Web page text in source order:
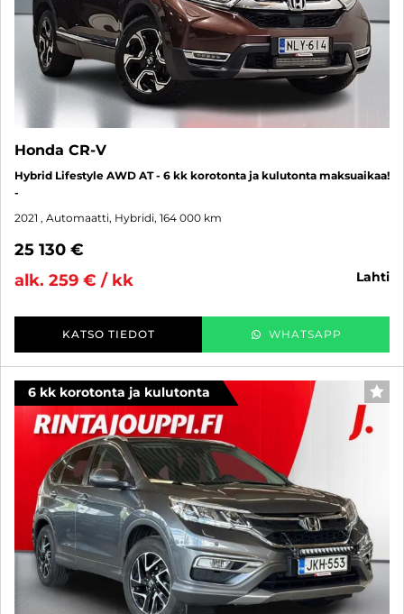
Honda CR-V
Hybrid Lifestyle AWD AT - 6 kk korotonta ja kulutonta maksuaikaa!
-
2021 , Automaatti, Hybridi, 164 000 km
25 130 €
alk. 259 € / kk
lahti
KATSO TIEDOT WHATSAPP
6 kk korotonta ja kulutonta